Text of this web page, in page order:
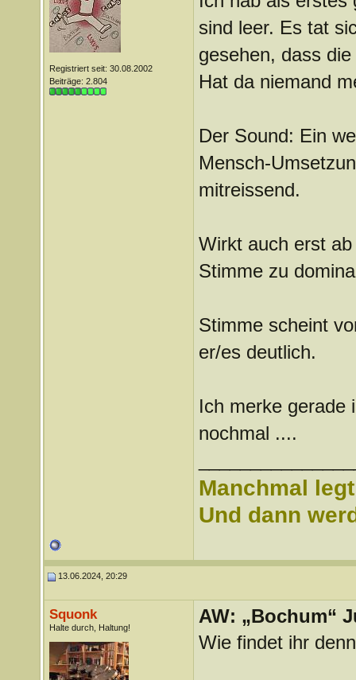
Registriert seit: 30.08.2002
Beiträge: 2.804
sind leer. Es tat
gesehen, dass
Hat da niemand
Der Sound: Ein
Mensch-
mitreissend.
Wirkt auch erst
Stimme zu
Stimme scheint
er/es deutlich.
Ich merke gerade
nochmal ....
Manchmal
Und dann
13.06.2024, 20:29
Squonk
Halte durch, Haltung!
AW: „Bochum“
Wie findet ihr